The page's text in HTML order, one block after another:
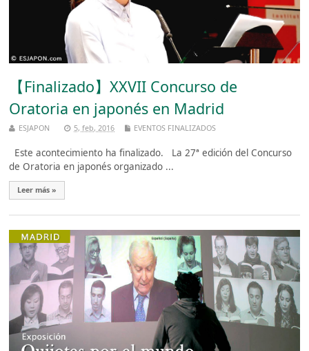
【Finalizado】XXVII Concurso de
Oratoria en japonés en Madrid
ESJAPON 5, feb, 2016 EVENTOS FINALIZADOS
Este acontecimiento ha finalizado. La 27ª edición del Concurso
de Oratoria en japonés organizado ...
Leer más »